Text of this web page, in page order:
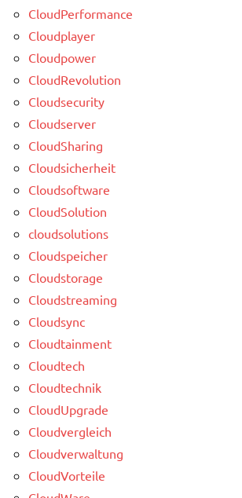
CloudPerformance
Cloudplayer
Cloudpower
CloudRevolution
Cloudsecurity
Cloudserver
CloudSharing
Cloudsicherheit
Cloudsoftware
CloudSolution
cloudsolutions
Cloudspeicher
Cloudstorage
Cloudstreaming
Cloudsync
Cloudtainment
Cloudtech
Cloudtechnik
CloudUpgrade
Cloudvergleich
Cloudverwaltung
CloudVorteile